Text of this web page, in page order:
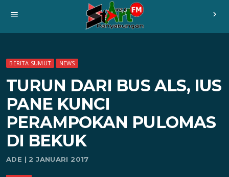
menu chevron_right
BERITA SUMUT NEWS
TURUN DARI BUS ALS, IUS
PANE KUNCI
PERAMPOKAN PULOMAS
DI BEKUK
ADE | 2 JANUARI 2017